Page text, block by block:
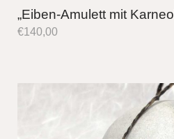
„Eiben-Amulett mit Karneol
€140,00